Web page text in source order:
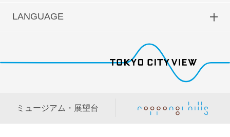
LANGUAGE
ミュージアム・展望台